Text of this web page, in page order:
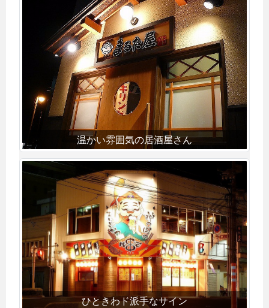
温かい雰囲気の居酒屋さん
ひときわド派手なサイン